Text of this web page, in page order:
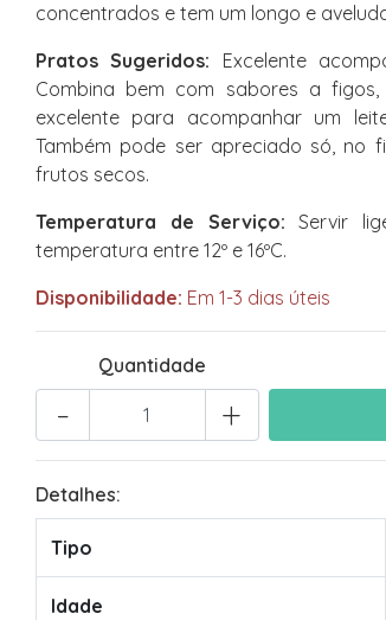
concentrados e tem um longo e
Pratos Sugeridos: Excelente
Combina bem com sabores a
excelente para acompanhar um
Também pode ser apreciado só, no
frutos secos.
Temperatura de Serviço: Servir
temperatura entre 12º e 16ºC.
Disponibilidade: Em 1-3 dias úteis
Quantidade
+
-
Detalhes:
Tipo
Idade